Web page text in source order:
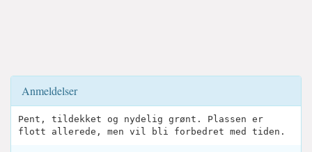
Anmeldelser
Pent, tildekket og nydelig grønt. Plassen er
flott allerede, men vil bli forbedret med tiden.